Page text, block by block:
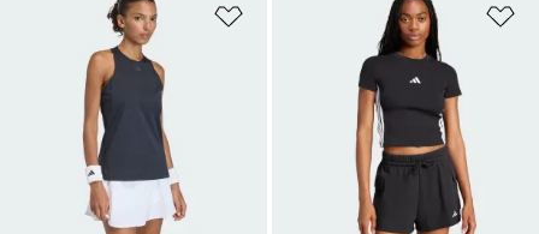
Aggiungi alla lista dei desideri